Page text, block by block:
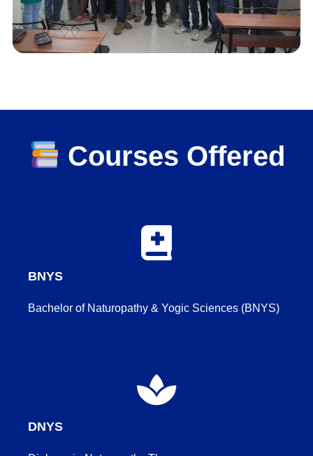
Courses Offered
BNYS
Bachelor of Naturopathy & Yogic Sciences (BNYS)
DNYS